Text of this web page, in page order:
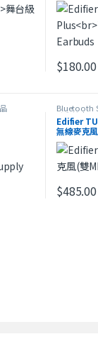
$180.00
此產品
Bluetooth
流動擴音機
Speaker,最
Edifier
無線麥克
$485.00